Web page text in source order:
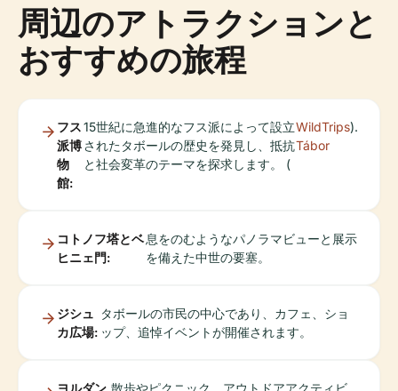
周辺のアトラクションと
おすすめの旅程
フス
派博
物
館:
15世紀に急進的なフス派によって設立
されたタボールの歴史を発見し、抵抗
と社会変革のテーマを探求します。 (
WildTrips
Tábor
).
コトノフ塔とベ
ヒニェ門:
息をのむようなパノラマビューと展示
を備えた中世の要塞。
ジシュ
カ広場:
タボールの市民の中心であり、カフェ、ショ
ップ、追悼イベントが開催されます。
ヨルダン 散歩やピクニック、アウトドアアクティビ